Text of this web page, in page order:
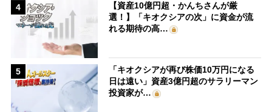
4
【資産10億円超・かんちさんが厳
選！】「キオクシアの次」に資金が流
れる期待の高…
5
「キオクシアが再び株価10万円になる
日は遠い」資産3億円超のサラリーマン
投資家が…